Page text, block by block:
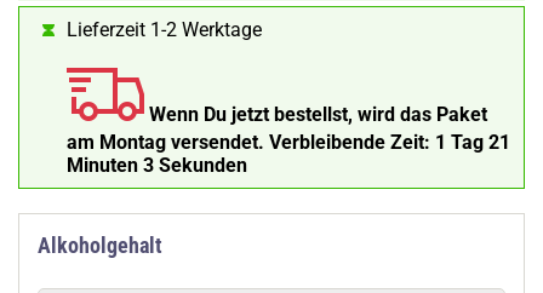
Lieferzeit 1-2 Werktage
Wenn Du jetzt bestellst, wird das Paket
am Montag versendet. Verbleibende Zeit: 1 Tag 21
Minuten 2 Sekunden
Alkoholgehalt